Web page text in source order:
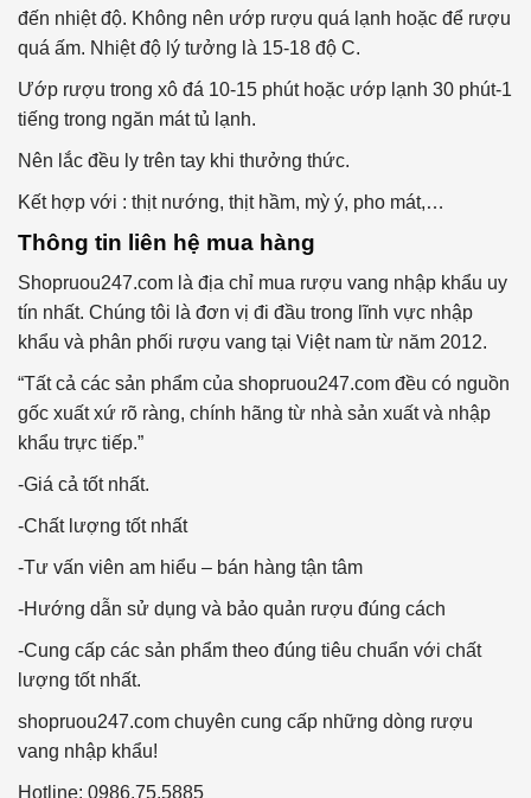
đến nhiệt độ. Không nên ướp rượu quá lạnh hoặc để rượu
quá ấm. Nhiệt độ lý tưởng là 15-18 độ C.
Ướp rượu trong xô đá 10-15 phút hoặc ướp lạnh 30 phút-1
tiếng trong ngăn mát tủ lạnh.
Nên lắc đều ly trên tay khi thưởng thức.
Kết hợp với : thịt nướng, thịt hầm, mỳ ý, pho mát,…
Thông tin liên hệ mua hàng
Shopruou247.com là địa chỉ mua rượu vang nhập khẩu uy
tín nhất. Chúng tôi là đơn vị đi đầu trong lĩnh vực nhập
khẩu và phân phối rượu vang tại Việt nam từ năm 2012.
“Tất cả các sản phẩm của shopruou247.com đều có nguồn
gốc xuất xứ rõ ràng, chính hãng từ nhà sản xuất và nhập
khẩu trực tiếp.”
-Giá cả tốt nhất.
-Chất lượng tốt nhất
-Tư vấn viên am hiểu – bán hàng tận tâm
-Hướng dẫn sử dụng và bảo quản rượu đúng cách
-Cung cấp các sản phẩm theo đúng tiêu chuẩn với chất
lượng tốt nhất.
shopruou247.com chuyên cung cấp những dòng rượu
vang nhập khẩu!
Hotline: 0986.75.5885